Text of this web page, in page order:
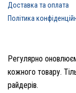
Доставка та оплата
Політика
Регулярно
кожного товару.
райдерів.